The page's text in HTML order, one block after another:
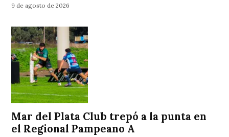
9 de agosto de 2026
Mar del Plata Club trepó a la punta en
el Regional Pampeano A